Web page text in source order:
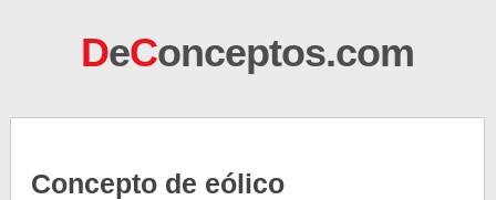
DeConceptos.com
Concepto de eólico